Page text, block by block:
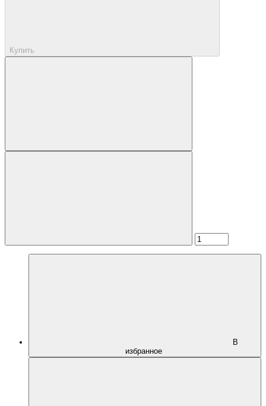
Купить
В
избранное